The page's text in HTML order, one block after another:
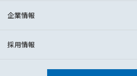
企業情報
採用情報